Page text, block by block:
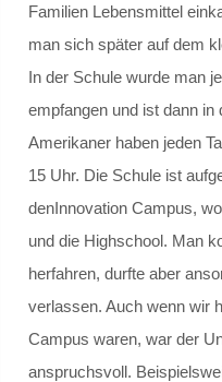
Verortung / Konzept
Definition
Team und Kontakt
Beratungsnetzwerk
Präventionsarbeit
Planspiel Sucht
Familien Lebensmittel
man sich später auf dem
In der Schule wurde man
empfangen und ist dann
Amerikaner haben jeden
15 Uhr. Die Schule ist
denInnovation Campus,
und die Highschool. Man
herfahren, durfte aber
verlassen. Auch wenn wir
Campus waren, war der
anspruchsvoll.